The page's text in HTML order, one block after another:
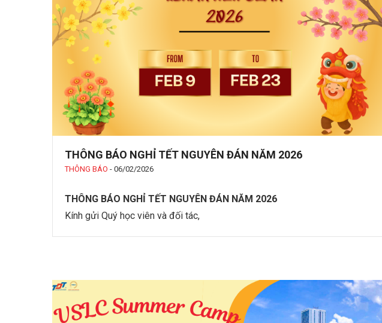
THÔNG BÁO NGHỈ TẾT NGUYÊN ĐÁN NĂM 2026
THÔNG BÁO - 06/02/2026
THÔNG BÁO NGHỈ TẾT NGUYÊN ĐÁN NĂM 2026
Kính gửi Quý học viên và đối tác,